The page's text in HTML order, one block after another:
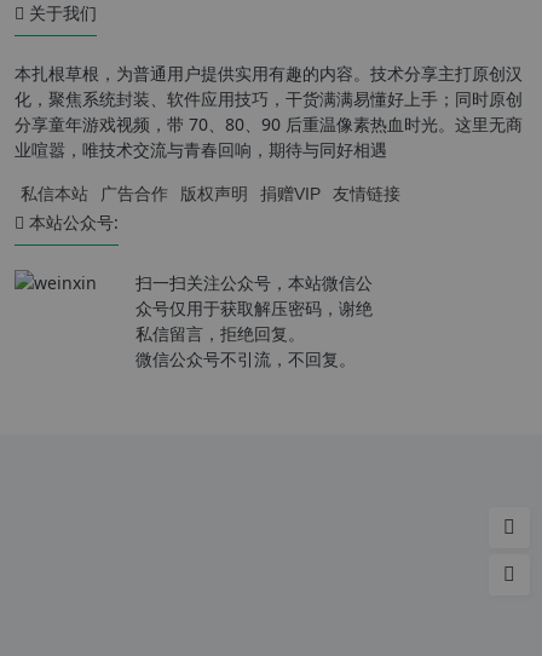
关于我们
本扎根草根，为普通用户提供实用有趣的内容。技术分享主打原创汉
化，聚焦系统封装、软件应用技巧，干货满满易懂好上手；同时原创
分享童年游戏视频，带 70、80、90 后重温像素热血时光。这里无商
业喧嚣，唯技术交流与青春回响，期待与同好相遇
私信本站 广告合作 版权声明 捐赠VIP 友情链接
本站公众号:
扫一扫关注公众号，本站微信公
众号仅用于获取解压密码，谢绝
私信留言，拒绝回复。
微信公众号不引流，不回复。